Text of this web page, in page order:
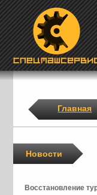
Главная
Новости
Восстановление